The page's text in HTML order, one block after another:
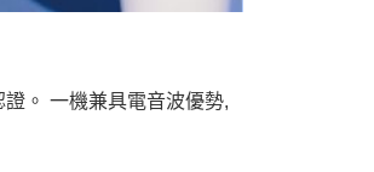
。 一機兼具電音波優勢,